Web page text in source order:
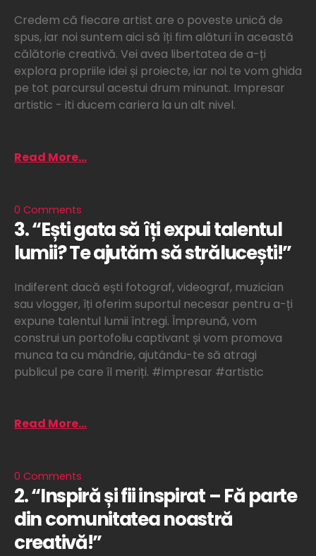
Credem că fiecare artist are o poveste unică de
spus, iar noi suntem aici să îți fim alături în această
călătorie creativă. Vei avea libertatea de a-ți
explora propriile idei și proiecte, iar noi te vom ghida
pe tot parcursul acestui drum minunat. Impresar
artistic - iti ducem cariera la un alt nivel.
Read More...
3. “Ești gata să îți expui talentul
lumii? Te ajutăm să strălucești!”
Indiferent dacă ești fotograf, videograf, muzician
sau vlogger, îți oferim suportul necesar pentru a-ți
expune talentul lumii întregi. Împreună, vom
construi un portofoliu captivant și vom promova
munca ta cu mândrie, ajutându-te să atragi
publicul pe care îl meriți. #impresar #artistic
0 Comments
Read More...
2. “Inspiră și fii inspirat – Fă parte
din comunitatea noastră
creativă!”
0 Comments